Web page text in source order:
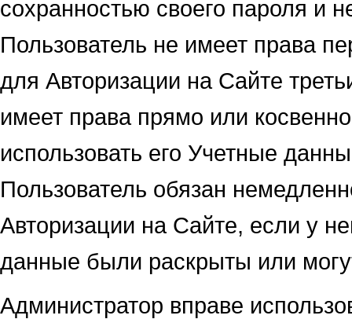
сохранностью своего пароля и
Пользователь не имеет права
для Авторизации на Сайте
имеет права прямо или
использовать его Учетные
Пользователь обязан
Авторизации на Сайте, если у
данные были раскрыты или
Администратор вправе